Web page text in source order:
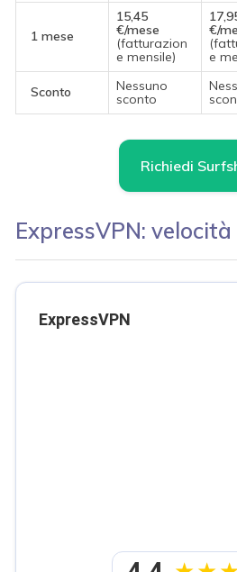
1 mese
15,45
€/mese
(fatturazion
e mensile)
€/
e
Sconto
Nessuno
sconto
Richiedi
ExpressVPN:
ExpressVPN